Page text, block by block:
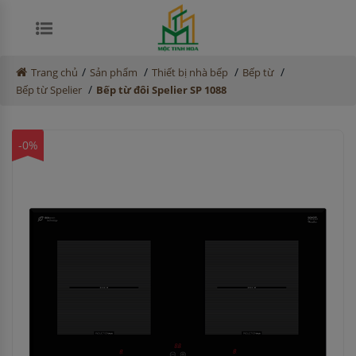
Trang chủ / Sản phẩm / Thiết bị nhà bếp / Bếp từ /
Bếp từ Spelier / Bếp từ đôi Spelier SP 1088
-0%